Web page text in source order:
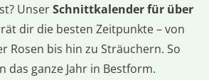
UnserSchnittkalender für über
dir die besten Zeitpunkte – von
Rosen bis hin zu Sträuchern. So
das ganze Jahr in Bestform.